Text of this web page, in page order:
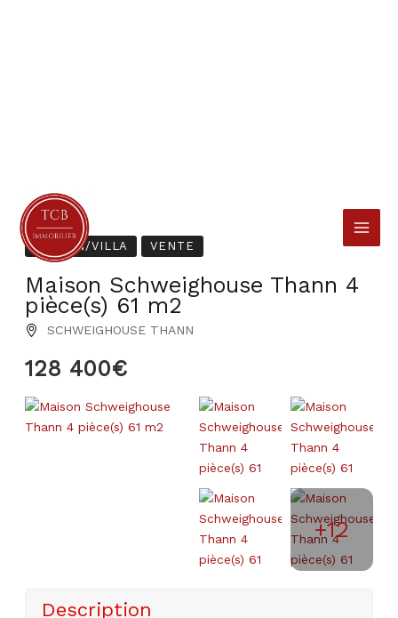
contenu
MAISON/VILLA VENTE
Maison Schweighouse Thann 4
pièce(s) 61 m2
SCHWEIGHOUSE THANN
128 400€
+12
Description